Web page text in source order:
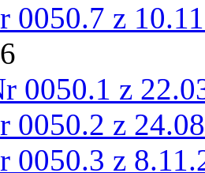
0050.7 z
0050.1 z
0050.2 z
0050.3 z